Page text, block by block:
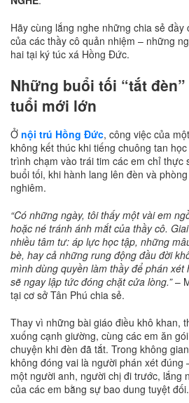
Hãy cùng lắng nghe những chia sẻ
của các thầy cô quản nhiệm – những
hai tại ký túc xá Hồng Đức.
Những buổi tối “tắt
tuổi mới lớn
Ở nội trú Hồng Đức, công việc của
không kết thúc khi tiếng chuông tan
trình chạm vào trái tim các em chỉ thực
buổi tối, khi hành lang lên đèn và
nghiêm.
“Có những ngày, tôi thấy một vài em
hoặc né tránh ánh mắt của thầy cô.
nhiều tâm tư: áp lực học tập, những
bè, hay cả những rung động đầu đời
mình dùng quyền làm thầy để phán xét
sẽ ngay lập tức đóng chặt cửa lòng.”–
tại cơ sở Tân Phú chia sẻ.
Thay vì những bài giáo điều khô khan,
xuống cạnh giường, cùng các em ăn
chuyện khi đèn đã tắt. Trong không
không đóng vai là người phán xét đúng
một người anh, người chị đi trước, lắng
của các em bằng sự bao dung tuyệt đối.